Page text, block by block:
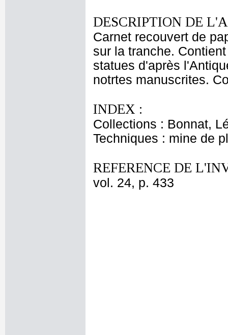
DESCRIPTION DE
Carnet recouvert de
sur la tranche.
statues d'après
notrtes manuscrites.
INDEX :
Collections : Bonnat,
Techniques : mine de
REFERENCE DE
vol. 24, p. 433